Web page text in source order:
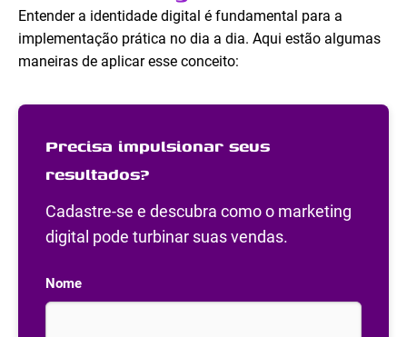
Entender a identidade digital é fundamental para a
implementação prática no dia a dia. Aqui estão algumas
maneiras de aplicar esse conceito:
Precisa impulsionar seus
resultados?
Cadastre-se e descubra como o marketing
digital pode turbinar suas vendas.
Nome